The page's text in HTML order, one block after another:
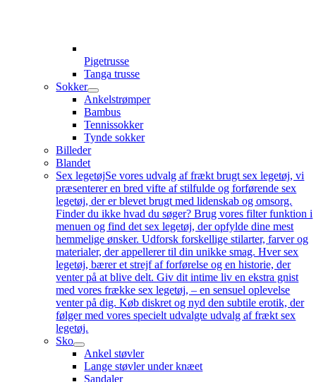
Pigetrusse
Tanga trusse
Sokker
Ankelstrømper
Bambus
Tennissokker
Tynde sokker
Billeder
Blandet
Sex legetøjSe vores udvalg af frækt brugt sex legetøj, vi
præsenterer en bred vifte af stilfulde og forførende sex
legetøj, der er blevet brugt med lidenskab og omsorg.
Finder du ikke hvad du søger? Brug vores filter funktion i
menuen og find det sex legetøj, der opfylde dine mest
hemmelige ønsker. Udforsk forskellige stilarter, farver og
materialer, der appellerer til din unikke smag. Hver sex
legetøj, bærer et strejf af forførelse og en historie, der
venter på at blive delt. Giv dit intime liv en ekstra gnist
med vores frække sex legetøj, – en sensuel oplevelse
venter på dig. Køb diskret og nyd den subtile erotik, der
følger med vores specielt udvalgte udvalg af frækt sex
legetøj.
Sko
Ankel støvler
Lange støvler under knæet
Sandaler